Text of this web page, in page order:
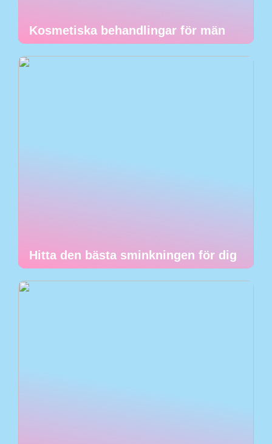
Kosmetiska behandlingar för män
Hitta den bästa sminkningen för dig